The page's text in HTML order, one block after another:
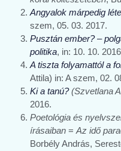
Angyalok márpedig
szem, 05. 03. 2017.
Pusztán ember? –
politika, in: 10. 10.
A tiszta folyamattól a
Attila) in: A szem, 02.
Ki a tanú?(Szvetlana
2016.
Poetológia és
írásaiban = Az idő
Borbély András,